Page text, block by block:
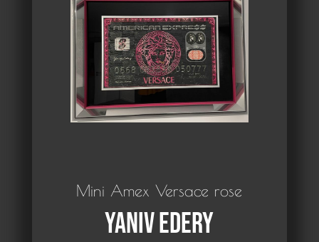
Mini Amex Versace rose
Yaniv Edery